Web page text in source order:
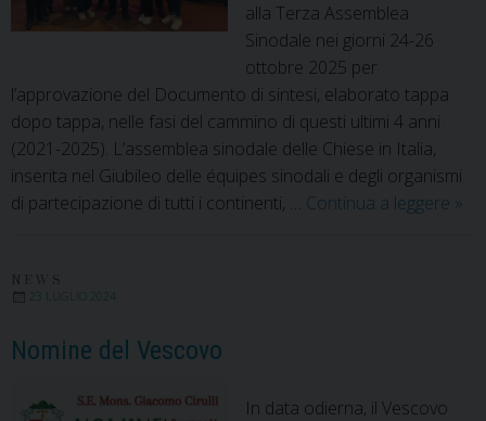
alla Terza Assemblea
Sinodale nei giorni 24-26
ottobre 2025 per
l’approvazione del Documento di sintesi, elaborato tappa
dopo tappa, nelle fasi del cammino di questi ultimi 4 anni
(2021-2025). L’assemblea sinodale delle Chiese in Italia,
inserita nel Giubileo delle équipes sinodali e degli organismi
di partecipazione di tutti i continenti, … Continua a leggere »
23 LUGLIO 2024
Nomine del Vescovo
In data odierna, il Vescovo